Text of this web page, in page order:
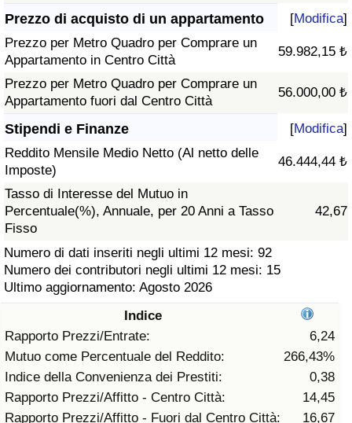
Prezzo di acquisto di un appartamento [Modifica]
Prezzo per Metro Quadro per Comprare un
Appartamento in Centro Città
59.982,15 ₺
Prezzo per Metro Quadro per Comprare un
Appartamento fuori dal Centro Città
56.000,00 ₺
Stipendi e Finanze [Modifica]
Reddito Mensile Medio Netto (Al netto delle
Imposte)
46.444,44 ₺
Tasso di Interesse del Mutuo in
Percentuale(%), Annuale, per 20 Anni a Tasso
Fisso
42,67
Numero di dati inseriti negli ultimi 12 mesi: 92
Numero dei contributori negli ultimi 12 mesi: 15
Ultimo aggiornamento: Agosto 2026
Indice
Rapporto Prezzi/Entrate:
6,24
Mutuo come Percentuale del Reddito:
266,43%
Indice della Convenienza dei Prestiti:
0,38
Rapporto Prezzi/Affitto - Centro Città:
14,45
Rapporto Prezzi/Affitto - Fuori dal Centro Città:
16,67
Indice della Criminalità
Indice di criminalità per paese
Assistenza Sanitaria
Indice dell’Assistenza Sanitaria (Corrente)
Indice dell’Assistenza Sanitaria
Indice dell’Assistenza Sanitaria per
Nazione
Inquinamento
Indice dell’Inquinamento (Corrente)
Indice di inquinamento
Indice dell’Inquinamento per Nazione